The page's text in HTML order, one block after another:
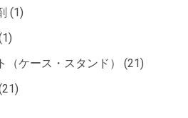
(1)
ケース・スタンド）
(21)